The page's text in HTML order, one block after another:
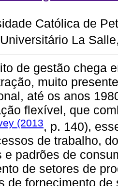
Católica de
La
de gestão chega
muito
até os anos
flexível, que
(2013, p. 140),
de trabalho,
e padrões de
de setores de
de fornecimento